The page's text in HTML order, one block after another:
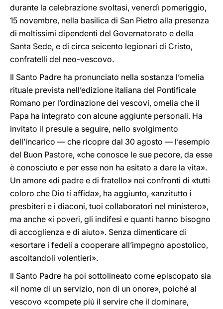
durante la celebrazione svoltasi, venerdì pomeriggio,
15 novembre, nella basilica di San Pietro alla presenza
di moltissimi dipendenti del Governatorato e della
Santa Sede, e di circa seicento legionari di Cristo,
confratelli del neo-vescovo.
Il Santo Padre ha pronunciato nella sostanza l’omelia
rituale prevista nell’edizione italiana del Pontificale
Romano per l’ordinazione dei vescovi, omelia che il
Papa ha integrato con alcune aggiunte personali. Ha
invitato il presule a seguire, nello svolgimento
dell’incarico — che ricopre dal 30 agosto — l’esempio
del Buon Pastore, «che conosce le sue pecore, da esse
è conosciuto e per esse non ha esitato a dare la vita».
Un amore «di padre e di fratello» nei confronti di «tutti
coloro che Dio ti affida», ha aggiunto, «anzitutto i
presbiteri e i diaconi, tuoi collaboratori nel ministero»,
ma anche «i poveri, gli indifesi e quanti hanno bisogno
di accoglienza e di aiuto». Senza dimenticare di
«esortare i fedeli a cooperare all’impegno apostolico,
ascoltandoli volentieri».
Il Santo Padre ha poi sottolineato come episcopato sia
«il nome di un servizio, non di un onore», poiché al
vescovo «compete più il servire che il dominare,